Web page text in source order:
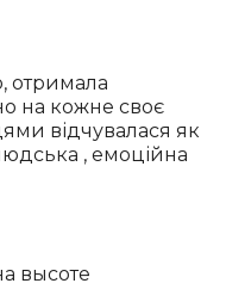
отримала
на кожне своє
відчувалася як
, емоційна
высоте